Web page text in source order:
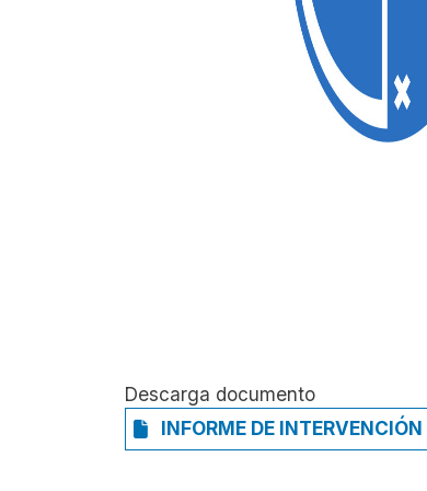
Descarga documento
INFORME DE